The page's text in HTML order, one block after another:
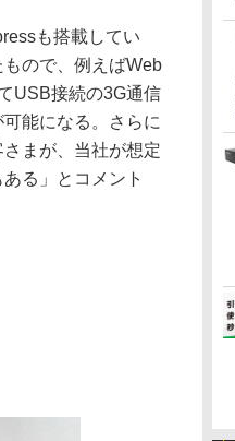
も搭載してい
ので、例えばWeb
USB接続の3G通信
能になる。さらに
まが、当社が想定
る」とコメント